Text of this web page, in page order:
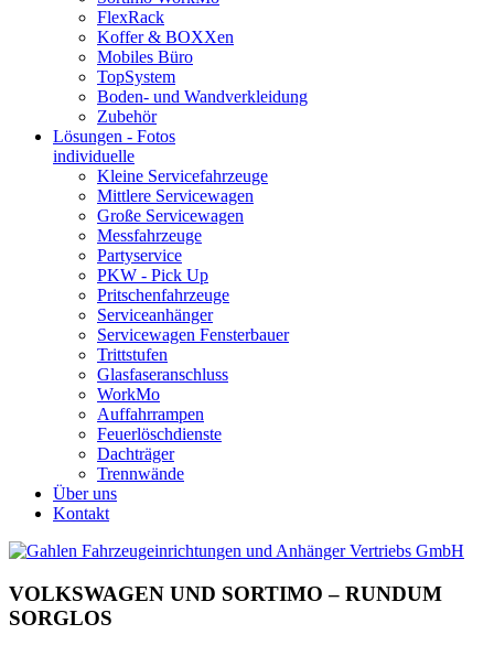
FlexRack
Koffer & BOXXen
Mobiles Büro
TopSystem
Boden- und Wandverkleidung
Zubehör
Lösungen - Fotos
individuelle
Kleine Servicefahrzeuge
Mittlere Servicewagen
Große Servicewagen
Messfahrzeuge
Partyservice
PKW - Pick Up
Pritschenfahrzeuge
Serviceanhänger
Servicewagen Fensterbauer
Trittstufen
Glasfaseranschluss
WorkMo
Auffahrrampen
Feuerlöschdienste
Dachträger
Trennwände
Über uns
Kontakt
VOLKSWAGEN UND SORTIMO – RUNDUM
SORGLOS